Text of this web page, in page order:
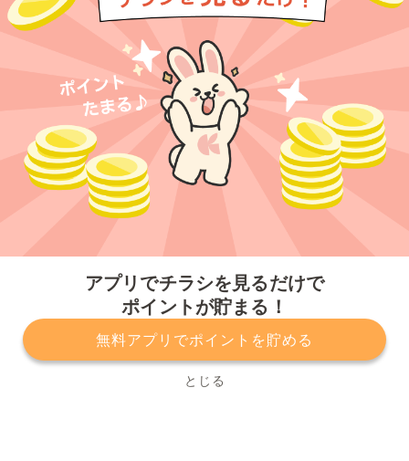
アプリでチラシを見るだけで
ポイントが貯まる！
無料アプリでポイントを貯める
とじる
プライバシーポリシー 利用規約
運営会社
サービスに関してのお問い合わせ